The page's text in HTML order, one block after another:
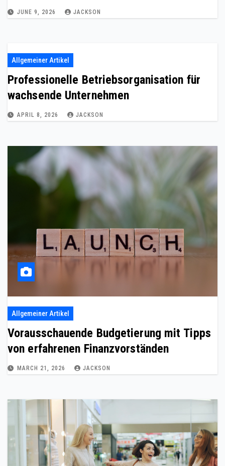
JUNE 9, 2026 JACKSON
Allgemeiner Artikel
Professionelle Betriebsorganisation für
wachsende Unternehmen
APRIL 8, 2026 JACKSON
Allgemeiner Artikel
Vorausschauende Budgetierung mit Tipps
von erfahrenen Finanzvorständen
MARCH 21, 2026 JACKSON